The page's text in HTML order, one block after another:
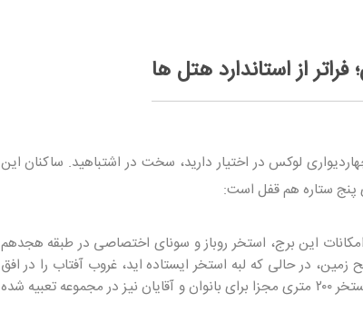
از استاندارد هتل ها
لوکس در اختیار دارید، سخت در اشتباهید. ساکنان این
پنج ستاره هم قفل است:
این برج، استخر روباز و سونای اختصاصی در طبقه هجدهم
تقریبی ۶۰ متری از سطح زمین، در حالی که لبه استخر ایستاده اید، غروب آفتاب را در افق
بی انتهای دریا تماشا می کنید. (علاوه بر این، دو استخر ۲۰۰ متری مجزا برای بانوان و آقایان نیز در مجموعه تعبیه شده